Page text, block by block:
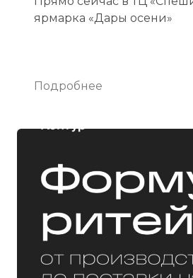
ярмарка «Дары осени»
Подробнее